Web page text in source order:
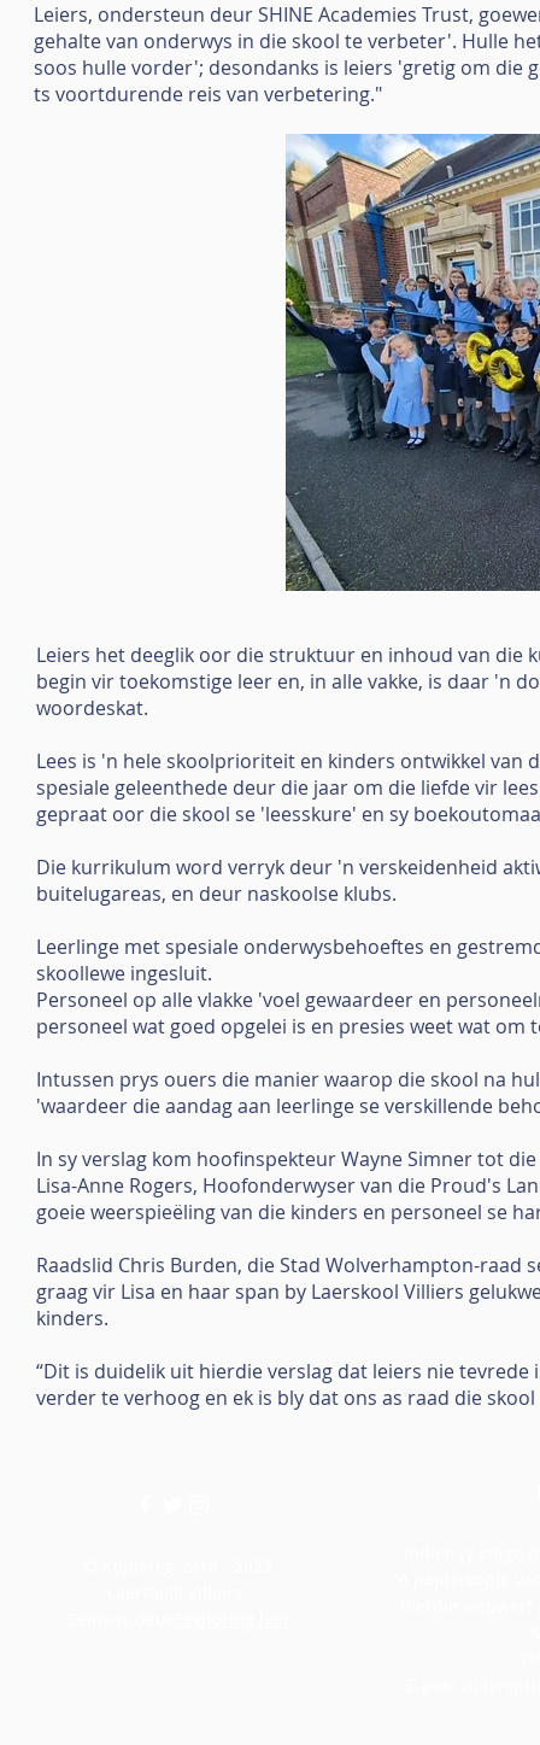
Leiers, ondersteun deur SHINE Academies Trust,
gehalte van onderwys in die skool te verbeter'. Hulle
soos hulle vorder'; desondanks is leiers 'gretig om die
ts voortdurende reis van verbetering."
Leiers het deeglik oor die struktuur en inhoud van die
begin vir toekomstige leer en, in alle vakke, is daar 'n
woordeskat.
Lees is 'n hele skoolprioriteit en kinders ontwikkel van
spesiale geleenthede deur die jaar om die liefde vir
gepraat oor die skool se 'leesskure' en sy
Die kurrikulum word verryk deur 'n verskeidenheid
buitelugareas, en deur naskoolse klubs.
Leerlinge met spesiale onderwysbehoeftes en
skoollewe ingesluit.
Personeel op alle vlakke 'voel gewaardeer en
personeel wat goed opgelei is en presies weet wat
Intussen prys ouers die manier waarop die skool na
'waardeer die aandag aan leerlinge se verskillende
In sy verslag kom hoofinspekteur Wayne Simner tot
Lisa-Anne Rogers, Hoofonderwyser van die Proud's
goeie weerspieëling van die kinders en personeel se
Raadslid Chris Burden, die Stad Wolverhampton-raad
graag vir Lisa en haar span by Laerskool Villiers
kinders.
“Dit is duidelik uit hierdie verslag dat leiers nie
verder te verhoog en ek is bly dat ons as raad die